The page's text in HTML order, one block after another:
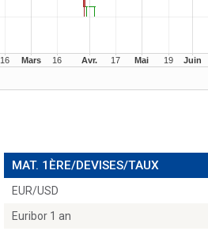
MAT. 1ÈRE/DEVISES/TAUX
EUR/USD
Euribor 1 an